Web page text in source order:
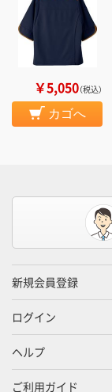
￥5,050（税込）
カゴへ
新規会員登録
ログイン
ヘルプ
ご利用ガイド